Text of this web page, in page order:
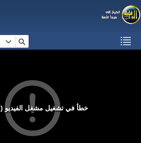
خطأ في تشغيل مشغل الفيديو (1) error